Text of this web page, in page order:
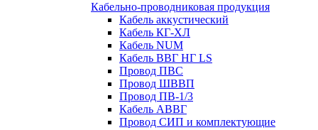
Кабельно-проводниковая продукция
Кабель аккустический
Кабель КГ-ХЛ
Кабель NUM
Кабель ВВГ НГ LS
Провод ПВС
Провод ШВВП
Провод ПВ-1/3
Кабель АВВГ
Провод СИП и комплектующие